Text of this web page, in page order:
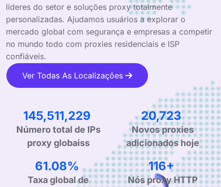
líderes do setor e soluções proxy totalmente
personalizadas. Ajudamos usuários a explorar o
mercado global com segurança e empresas a competir
no mundo todo com proxies residenciais e ISP
confiáveis.
Ver Todas As Localizações
228,194,245
Número total de IPs
proxy globaiss
32,344
Novos proxies
adicionados hoje
95.33%
Taxa global de
181+
Nós proxy HTTP